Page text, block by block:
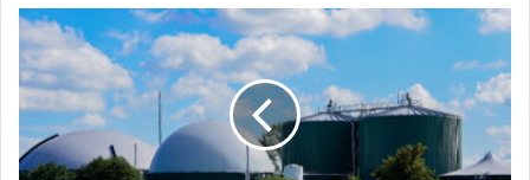
România
investește
în
producția
verde:
patru
proiecte